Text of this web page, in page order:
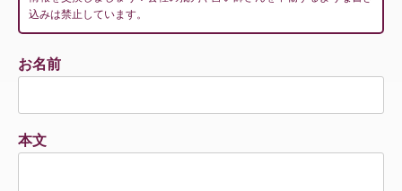
込みは禁止しています。
お名前
本文